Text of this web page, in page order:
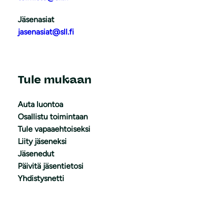
Jäsenasiat
jasenasiat@sll.fi
Tule mukaan
Auta luontoa
Osallistu toimintaan
Tule vapaaehtoiseksi
Liity jäseneksi
Jäsenedut
Päivitä jäsentietosi
Yhdistysnetti